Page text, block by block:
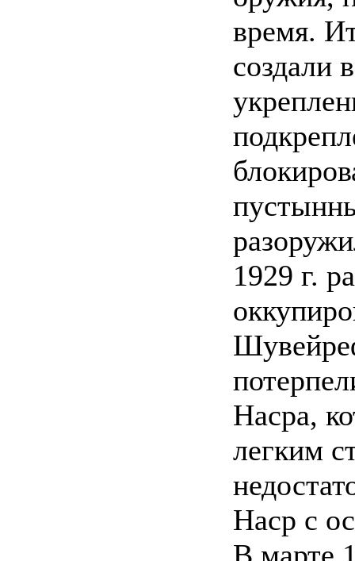
время.
создали
1929 г.
Насра,
легким
Наср с